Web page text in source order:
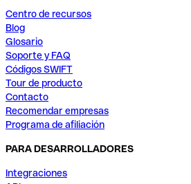
Centro de recursos
Blog
Glosario
Soporte y FAQ
Códigos SWIFT
Tour de producto
Contacto
Recomendar empresas
Programa de afiliación
PARA DESARROLLADORES
Integraciones